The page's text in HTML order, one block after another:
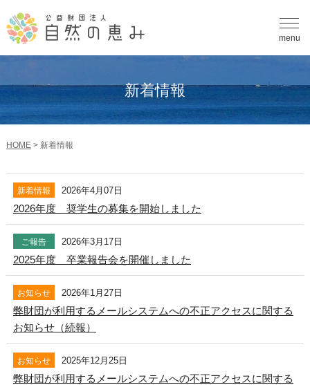
menu
新着情報
HOME> 新着情報
新着情報 2026年4月07日
2026年度 奨学生の募集を開始しました
ご報告 2026年3月17日
2025年度 卒業報告会を開催しました
お知らせ 2026年1月27日
弊財団が利用するメールシステムへの不正アクセスに関する
お知らせ（続報）
お知らせ 2025年12月25日
弊財団が利用するメールシステムへの不正アクセスに関する